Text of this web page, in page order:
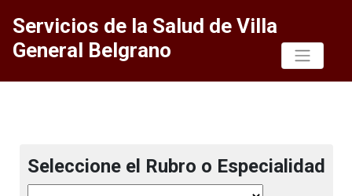
Servicios de la Salud de Villa
General Belgrano
Seleccione el Rubro o Especialidad